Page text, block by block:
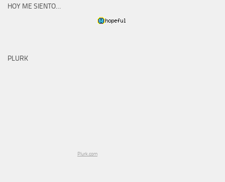
HOY ME SIENTO…
PLURK
Plurk.com